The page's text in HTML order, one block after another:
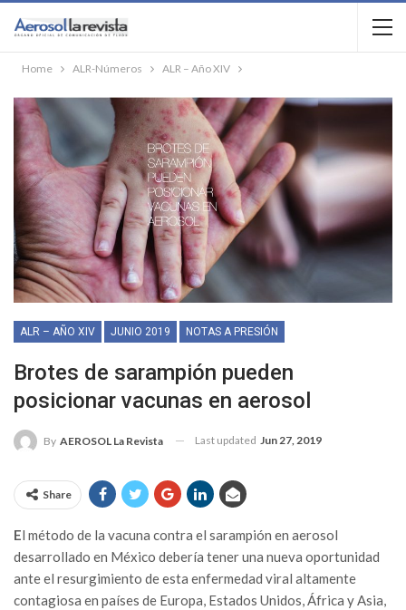
Home ALR-Números ALR – Año XIV
ALR – AÑO XIV JUNIO 2019 NOTAS A PRESIÓN
Brotes de sarampión pueden
posicionar vacunas en aerosol
By AEROSOL La Revista Last updated Jun 27, 2019
Share
El método de la vacuna contra el sarampión en aerosol
desarrollado en México debería tener una nueva oportunidad
ante el resurgimiento de esta enfermedad viral altamente
contagiosa en países de Europa, Estados Unidos, África y Asia,